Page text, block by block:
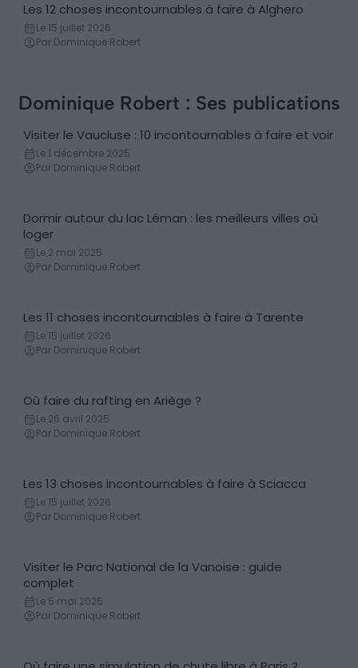
Incontournables
Les 12 choses incontournables à faire à Alghero
Le 15 juillet 2026
Par Dominique Robert
Dominique Robert : Ses publications
Incontournables
Visiter le Vaucluse : 10 incontournables à faire et voir
Le 1 décembre 2025
Par Dominique Robert
Conseils logement
Dormir autour du lac Léman : les meilleurs villes où
loger
Le 2 mai 2025
Par Dominique Robert
Incontournables
Les 11 choses incontournables à faire à Tarente
Le 15 juillet 2026
Par Dominique Robert
Rafting
Où faire du rafting en Ariège ?
Le 26 avril 2025
Par Dominique Robert
Incontournables
Les 13 choses incontournables à faire à Sciacca
Le 15 juillet 2026
Par Dominique Robert
Parc (naturel, régional, national)
Visiter le Parc National de la Vanoise : guide
complet
Le 5 mai 2025
Par Dominique Robert